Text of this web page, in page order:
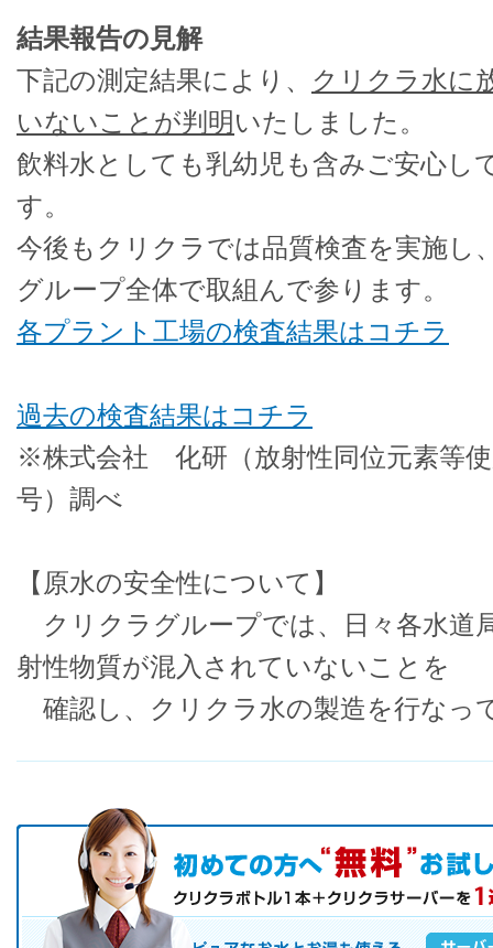
結果報告の見解
下記の測定結果により、 クリクラ水に
いないことが判明 いたしました。
飲料水としても乳幼児も含みご安心し
す。
今後もクリクラでは品質検査を実施し
グループ全体で取組んで参ります。
各プラント工場の検査結果はコチラ
過去の検査結果はコチラ
※株式会社 化研（放射性同位元素等使
号）調べ
【原水の安全性について】
クリクラグループでは、日々各水道
射性物質が混入されていないことを
確認し、クリクラ水の製造を行なっ
初めての方へ キャンペーン実施中！
お気軽にお申し込み下さい。